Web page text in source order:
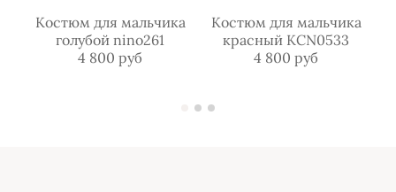
Костюм для мальчика
голубой nino261
4 800 руб
Костюм для мальчика
красный KCN0533
4 800 руб